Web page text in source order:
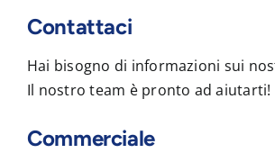
Contattaci
Hai bisogno di informazioni sui
Il nostro team è pronto ad aiutarti!
Commerciale